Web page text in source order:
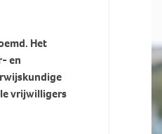
Het
en
vrijwilligers